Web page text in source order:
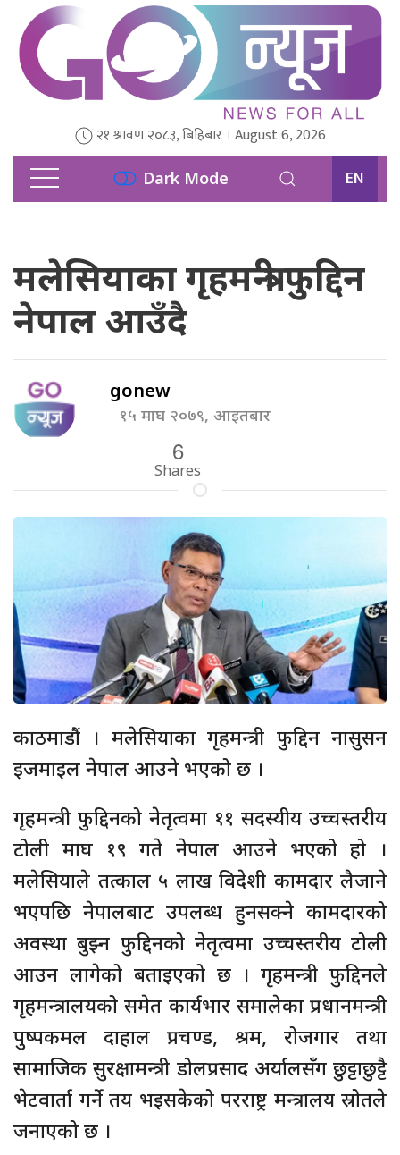
२१ श्रावण २०८३, बिहिबार । August 6, 2026
Dark Mode EN
मलेसियाका गृहमन्त्री फुद्दिन
नेपाल आउँदै
gonew
१५ माघ २०७९, आइतबार
6
Shares
काठमाडौं । मलेसियाका गृहमन्त्री फुद्दिन नासुसन
इजमाइल नेपाल आउने भएको छ ।
गृहमन्त्री फुद्दिनको नेतृत्वमा ११ सदस्यीय उच्चस्तरीय
टोली माघ १९ गते नेपाल आउने भएको हो ।
मलेसियाले तत्काल ५ लाख विदेशी कामदार लैजाने
भएपछि नेपालबाट उपलब्ध हुनसक्ने कामदारको
अवस्था बुझ्न फुद्दिनको नेतृत्वमा उच्चस्तरीय टोली
आउन लागेको बताइएको छ । गृहमन्त्री फुद्दिनले
गृहमन्त्रालयको समेत कार्यभार समालेका प्रधानमन्त्री
पुष्पकमल दाहाल प्रचण्ड, श्रम, रोजगार तथा
सामाजिक सुरक्षामन्त्री डोलप्रसाद अर्यालसँग छुट्टाछुट्टै
भेटवार्ता गर्ने तय भइसकेको परराष्ट्र मन्त्रालय स्रोतले
जनाएको छ ।